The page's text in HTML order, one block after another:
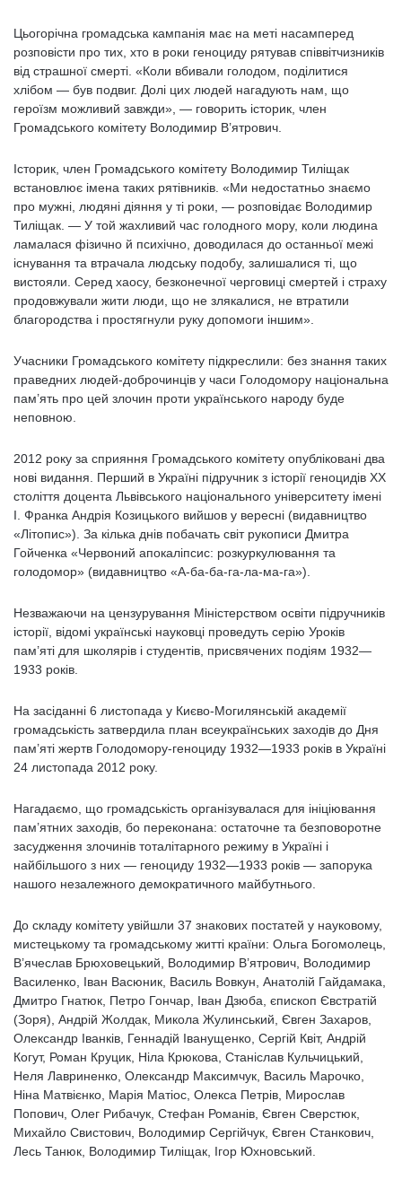
Цьогорічна громадська кампанія має на меті насамперед
розповісти про тих, хто в роки геноциду рятував співвітчизників
від страшної смерті. «Коли вбивали голодом, поділитися
хлібом — був подвиг. Долі цих людей нагадують нам, що
героїзм можливий завжди», — говорить історик, член
Громадського комітету Володимир В’ятрович.
Історик, член Громадського комітету Володимир Тиліщак
встановлює імена таких рятівників. «Ми недостатньо знаємо
про мужні, людяні діяння у ті роки, — розповідає Володимир
Тиліщак. — У той жахливий час голодного мору, коли людина
ламалася фізично й психічно, доводилася до останньої межі
існування та втрачала людську подобу, залишалися ті, що
вистояли. Серед хаосу, безконечної черговиці смертей і страху
продовжували жити люди, що не злякалися, не втратили
благородства і простягнули руку допомоги іншим».
Учасники Громадського комітету підкреслили: без знання таких
праведних людей-доброчинців у часи Голодомору національна
пам’ять про цей злочин проти українського народу буде
неповною.
2012 року за сприяння Громадського комітету опубліковані два
нові видання. Перший в Україні підручник з історії геноцидів ХХ
століття доцента Львівського національного університету імені
І. Франка Андрія Козицького вийшов у вересні (видавництво
«Літопис»). За кілька днів побачать світ рукописи Дмитра
Гойченка «Червоний апокаліпсис: розкуркулювання та
голодомор» (видавництво «А-ба-ба-га-ла-ма-га»).
Незважаючи на цензурування Міністерством освіти підручників
історії, відомі українські науковці проведуть серію Уроків
пам’яті для школярів і студентів, присвячених подіям 1932—
1933 років.
На засіданні 6 листопада у Києво-Могилянській академії
громадськість затвердила план всеукраїнських заходів до Дня
пам’яті жертв Голодомору-геноциду 1932—1933 років в Україні
24 листопада 2012 року.
Нагадаємо, що громадськість організувалася для ініціювання
пам’ятних заходів, бо переконана: остаточне та безповоротне
засудження злочинів тоталітарного режиму в Україні і
найбільшого з них — геноциду 1932—1933 років — запорука
нашого незалежного демократичного майбутнього.
До складу комітету увійшли 37 знакових постатей у науковому,
мистецькому та громадському житті країни: Ольга Богомолець,
В’ячеслав Брюховецький, Володимир В’ятрович, Володимир
Василенко, Іван Васюник, Василь Вовкун, Анатолій Гайдамака,
Дмитро Гнатюк, Петро Гончар, Іван Дзюба, єпископ Євстратій
(Зоря), Андрій Жолдак, Микола Жулинський, Євген Захаров,
Олександр Іванків, Геннадій Іванущенко, Сергій Квіт, Андрій
Когут, Роман Круцик, Ніла Крюкова, Станіслав Кульчицький,
Неля Лавриненко, Олександр Максимчук, Василь Марочко,
Ніна Матвієнко, Марія Матіос, Олекса Петрів, Мирослав
Попович, Олег Рибачук, Стефан Романів, Євген Сверстюк,
Михайло Свистович, Володимир Сергійчук, Євген Станкович,
Лесь Танюк, Володимир Тиліщак, Ігор Юхновський.